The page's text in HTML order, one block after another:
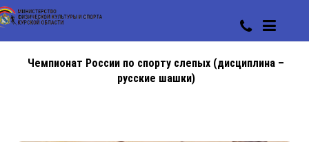
Чемпионат России по спорту слепых (дисциплина –
русские шашки)